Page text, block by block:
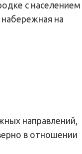
с населением
на
направлений,
в отношении